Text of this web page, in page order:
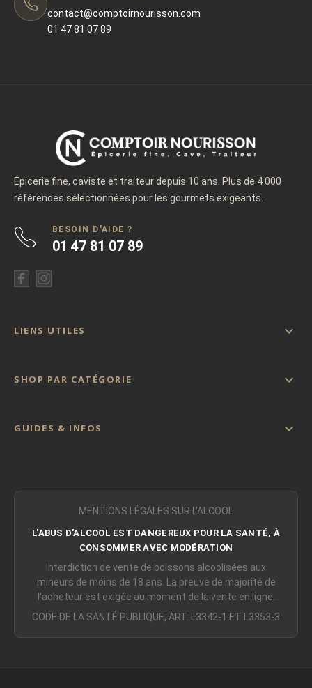
contact@comptoirnourisson.com
01 47 81 07 89
Épicerie fine, caviste et traiteur depuis 10 ans. Plus de 4 000
références sélectionnées pour les gourmets exigeants.
BESOIN D'AIDE ?
01 47 81 07 89
LIENS UTILES 
SHOP PAR CATÉGORIE 
GUIDES & INFOS 
MENTIONS LÉGALES SUR L'ALCOOL
L'ABUS D'ALCOOL EST DANGEREUX POUR LA SANTÉ, À
CONSOMMER AVEC MODÉRATION
Interdiction de vente de boissons alcoolisées aux
mineurs de moins de 18 ans. La preuve de majorité de
l'acheteur est exigée au moment de la vente en ligne.
CODE DE LA SANTÉ PUBLIQUE, ART. L3342-1 ET L3353-3